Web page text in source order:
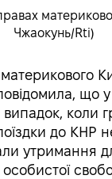
Чжаокунь/Rti)
що у
випадок, коли
до КНР
утримання